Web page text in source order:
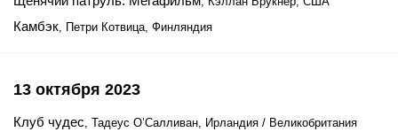
Камбэк, Петри Котвица, Финляндия
13 октября 2023
Клуб чудес, Тадеус О’Салливан, Ирландия / Великобритания